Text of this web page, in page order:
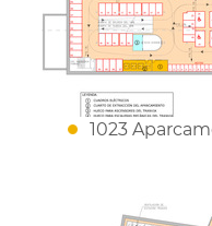
1023